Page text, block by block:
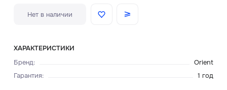
Нет в наличии
ХАРАКТЕРИСТИКИ
Бренд:
Orient
Гарантия: 1 год